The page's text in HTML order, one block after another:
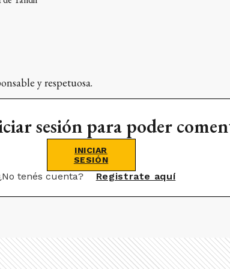
y respetuosa.
sesión para poder
INICIAR
SESIÓN
tenés cuenta? Registrate aquí